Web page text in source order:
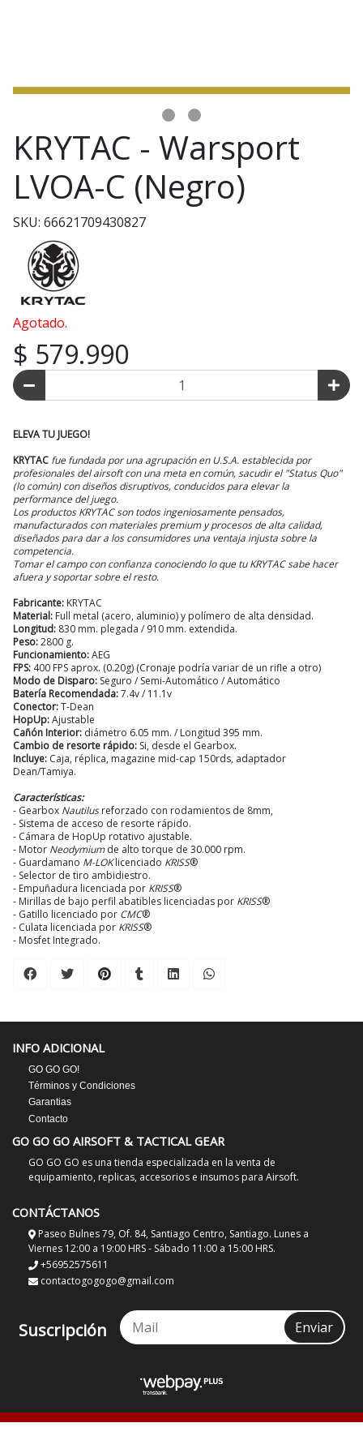
KRYTAC - Warsport
LVOA-C (Negro)
SKU: 66621709430827
Agotado.
$ 579.990
ELEVA TU JUEGO!
KRYTAC fue fundada por una agrupación en U.S.A. establecida por
profesionales del airsoft con una meta en común, sacudir el "Status Quo"
(lo común) con diseños disruptivos, conducidos para elevar la
performance del juego.
Los productos KRYTAC son todos ingeniosamente pensados,
manufacturados con materiales premium y procesos de alta calidad,
diseñados para dar a los consumidores una ventaja injusta sobre la
competencia.
Tomar el campo con confianza conociendo lo que tu KRYTAC sabe hacer
afuera y soportar sobre el resto.
Fabricante: KRYTAC
Material: Full metal (acero, aluminio) y polímero de alta densidad.
Longitud: 830 mm. plegada / 910 mm. extendida.
Peso:2800 g.
Funcionamiento:AEG
FPS: 400 FPS aprox. (0.20g) (Cronaje podría variar de un rifle a otro)
Modo de Disparo: Seguro / Semi-Automático / Automático
Batería Recomendada:7.4v / 11.1v
Conector:T-Dean
HopUp:Ajustable
Cañón Interior: diámetro 6.05 mm. / Longitud 395 mm.
Cambio de resorte rápido: Si, desde el Gearbox.
Incluye: Caja, réplica, magazine mid-cap 150rds, adaptador
Dean/Tamiya.
Características:
- Gearbox Nautilusreforzado con rodamientos de 8mm,
- Sistema de acceso de resorte rápido.
- Cámara de HopUp rotativo ajustable.
- Motor Neodymiumde alto torque de 30.000 rpm.
- Guardamano M-LOK licenciado KRISS®
- Selector de tiro ambidiestro.
- Empuñadura licenciada por KRISS®
- Mirillas de bajo perfil abatibles licenciadas por KRISS®
- Gatillo licenciado por CMC®
- Culata licenciada por KRISS®
- Mosfet Integrado.
INFO ADICIONAL
GO GO GO!
Términos y Condiciones
Garantias
Contacto
GO GO GO AIRSOFT & TACTICAL GEAR
GO GO GO es una tienda especializada en la venta de
equipamiento, replicas, accesorios e insumos para Airsoft.
CONTÁCTANOS
Paseo Bulnes 79, Of. 84, Santiago Centro, Santiago. Lunes a
Viernes 12:00 a 19:00 HRS - Sábado 11:00 a 15:00 HRS.
+56952575611
contactogogogo@gmail.com
Suscripción Enviar